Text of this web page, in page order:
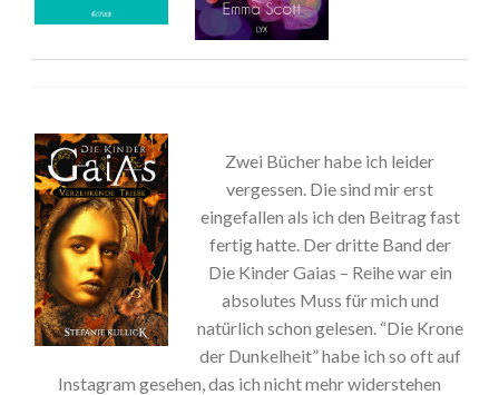
Zwei Bücher habe ich leider
vergessen. Die sind mir erst
eingefallen als ich den Beitrag fast
fertig hatte. Der dritte Band der
Die Kinder Gaias – Reihe war ein
absolutes Muss für mich und
natürlich schon gelesen. “Die Krone
der Dunkelheit” habe ich so oft auf
Instagram gesehen, das ich nicht mehr widerstehen